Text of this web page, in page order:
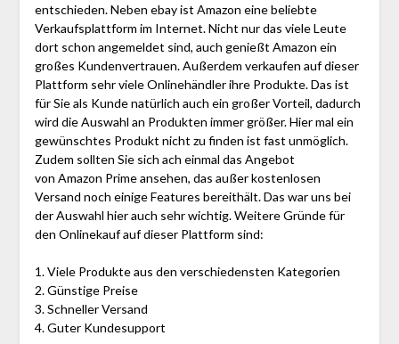
entschieden. Neben ebay ist Amazon eine beliebte
Verkaufsplattform im Internet. Nicht nur das viele Leute
dort schon angemeldet sind, auch genießt Amazon ein
großes Kundenvertrauen. Außerdem verkaufen auf dieser
Plattform sehr viele Onlinehändler ihre Produkte. Das ist
für Sie als Kunde natürlich auch ein großer Vorteil, dadurch
wird die Auswahl an Produkten immer größer. Hier mal ein
gewünschtes Produkt nicht zu finden ist fast unmöglich.
Zudem sollten Sie sich ach einmal das Angebot
von Amazon Prime ansehen, das außer kostenlosen
Versand noch einige Features bereithält. Das war uns bei
der Auswahl hier auch sehr wichtig. Weitere Gründe für
den Onlinekauf auf dieser Plattform sind:
1. Viele Produkte aus den verschiedensten Kategorien
2. Günstige Preise
3. Schneller Versand
4. Guter Kundesupport